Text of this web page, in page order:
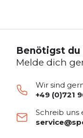
Benötigst du
Melde dich
Wir sind
+49 (0)721
Schreib uns